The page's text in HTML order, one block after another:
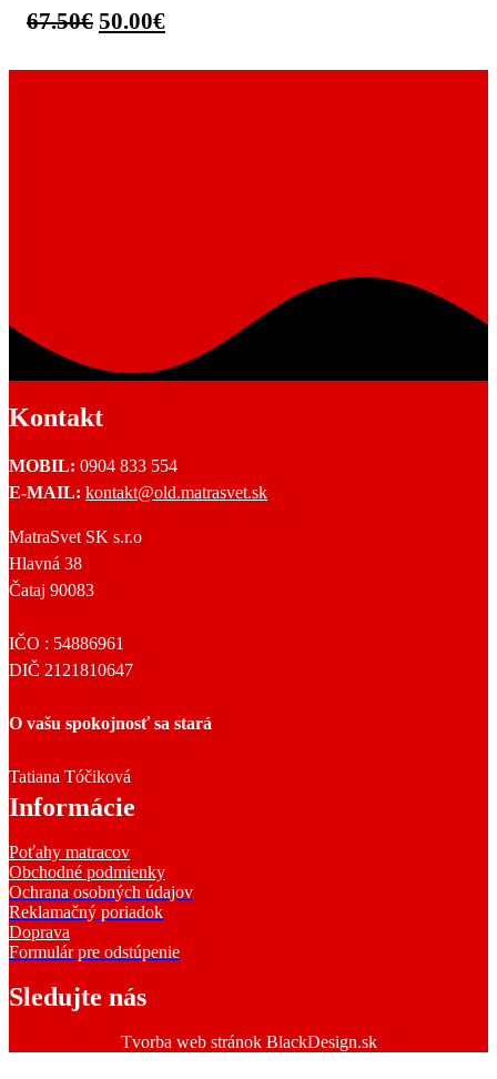
67.50€ 50.00€
Kontakt
MOBIL: 0904 833 554
E-MAIL: kontakt@old.matrasvet.sk
MatraSvet SK s.r.o
Hlavná 38
Čataj 90083
IČO : 54886961
DIČ 2121810647
O vašu spokojnosť sa stará
Tatiana Tóčiková
Informácie
Poťahy matracov
Obchodné podmienky
Ochrana osobných údajov
Reklamačný poriadok
Doprava
Formulár pre odstúpenie
Sledujte nás
Tvorba web stránok BlackDesign.sk